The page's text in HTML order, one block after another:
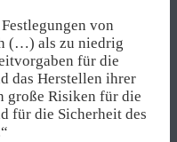
von
(…) als zu niedrig
für die
das Herstellen ihrer
große Risiken für die
für die Sicherheit des